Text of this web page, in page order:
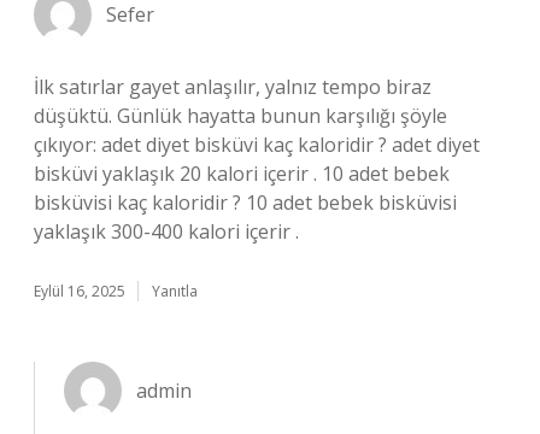
Sefer
İlk satırlar gayet anlaşılır, yalnız tempo biraz
düşüktü. Günlük hayatta bunun karşılığı şöyle
çıkıyor: adet diyet bisküvi kaç kaloridir ? adet diyet
bisküvi yaklaşık 20 kalori içerir . 10 adet bebek
bisküvisi kaç kaloridir ? 10 adet bebek bisküvisi
yaklaşık 300-400 kalori içerir .
Eylül 16, 2025 Yanıtla
admin